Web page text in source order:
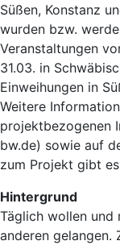
Süßen, Konstanz
wurden bzw.
Veranstaltungen
31.03. in
Einweihungen in
Weitere
projektbezogenen
bw.de) sowie auf
zum Projekt gibt
Hintergrund
Täglich wollen und
anderen gelangen.